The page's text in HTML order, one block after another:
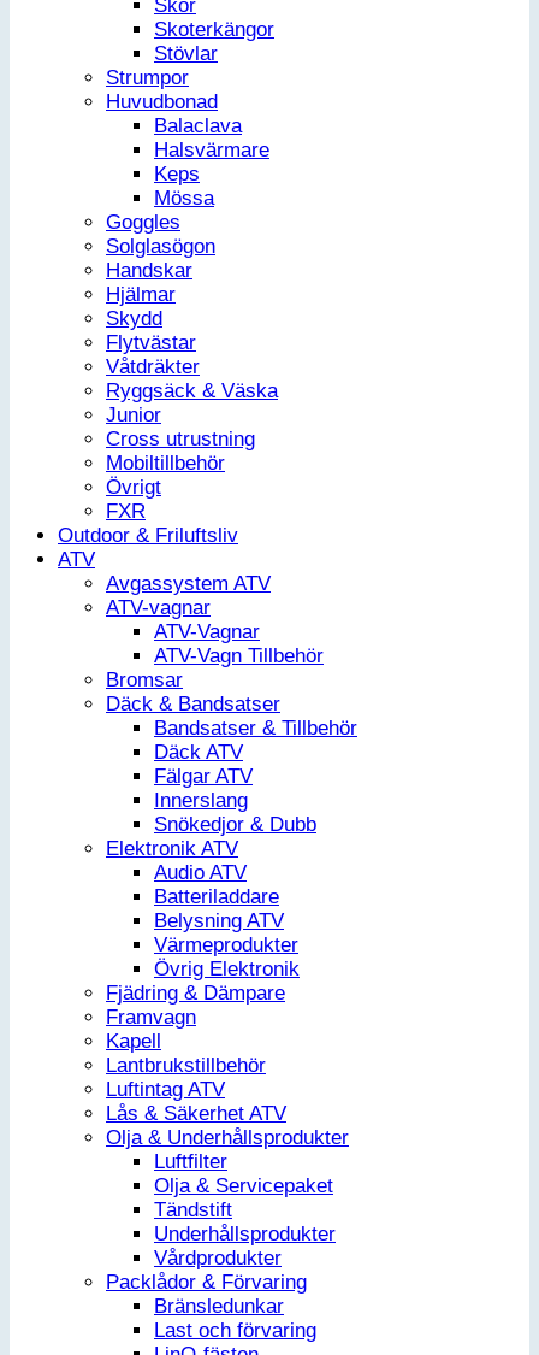
Skor
Skoterkängor
Stövlar
Strumpor
Huvudbonad
Balaclava
Halsvärmare
Keps
Mössa
Goggles
Solglasögon
Handskar
Hjälmar
Skydd
Flytvästar
Våtdräkter
Ryggsäck & Väska
Junior
Cross utrustning
Mobiltillbehör
Övrigt
FXR
Outdoor & Friluftsliv
ATV
Avgassystem ATV
ATV-vagnar
ATV-Vagnar
ATV-Vagn Tillbehör
Bromsar
Däck & Bandsatser
Bandsatser & Tillbehör
Däck ATV
Fälgar ATV
Innerslang
Snökedjor & Dubb
Elektronik ATV
Audio ATV
Batteriladdare
Belysning ATV
Värmeprodukter
Övrig Elektronik
Fjädring & Dämpare
Framvagn
Kapell
Lantbrukstillbehör
Luftintag ATV
Lås & Säkerhet ATV
Olja & Underhållsprodukter
Luftfilter
Olja & Servicepaket
Tändstift
Underhållsprodukter
Vårdprodukter
Packlådor & Förvaring
Bränsledunkar
Last och förvaring